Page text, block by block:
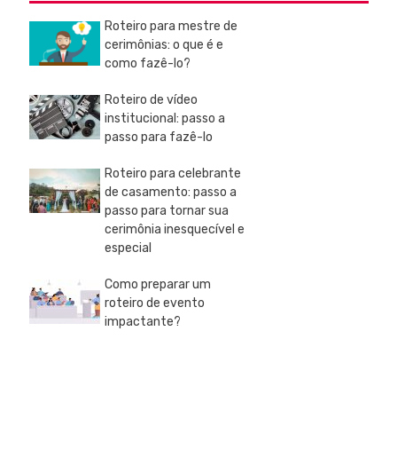
Roteiro para mestre de
cerimônias: o que é e
como fazê-lo?
Roteiro de vídeo
institucional: passo a
passo para fazê-lo
Roteiro para celebrante
de casamento: passo a
passo para tornar sua
cerimônia inesquecível e
especial
Como preparar um
roteiro de evento
impactante?